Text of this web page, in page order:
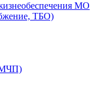
МО
ТБО)
МЧП)